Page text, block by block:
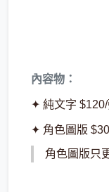
內容物：
✦ 純文字
✦ 角色圖版
角色圖版只